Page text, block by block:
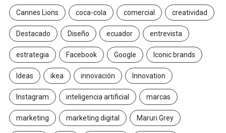
Cannes Lions coca-cola comercial creatividad
Destacado Diseño ecuador entrevista
estrategia Facebook Google Iconic brands
Ideas ikea innovación Innovation
Instagram inteligencia artificial marcas
marketing marketing digital Maruri Grey